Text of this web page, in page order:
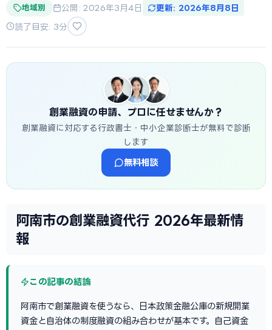
地域別 公開: 2026年3月4日 更新: 2026年8月8日
読了目安: 3分
創業融資の申請、プロに任せませんか？
創業融資に対応する行政書士・中小企業診断士が無料で診断
します
無料相談
阿南市の創業融資代行 2026年最新情
報
この記事の結論
阿南市で創業融資を使うなら、日本政策金融公庫の新規開業
資金と自治体の制度融資の組み合わせが基本です。自己資金